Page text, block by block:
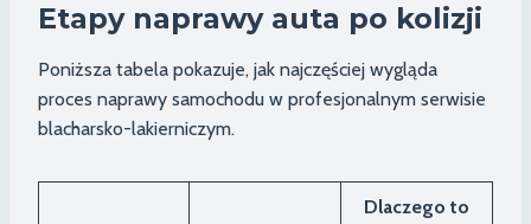
Etapy naprawy auta po kolizji
Poniższa tabela pokazuje, jak najczęściej wygląda
proces naprawy samochodu w profesjonalnym serwisie
blacharsko-lakierniczym.
Dlaczego to